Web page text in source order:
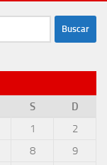
S
D
1
2
8
9